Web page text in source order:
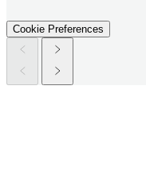
Cookie Preferences